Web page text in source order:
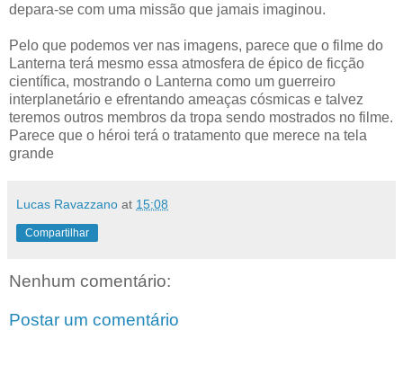
depara-se com uma missão que jamais imaginou.
Pelo que podemos ver nas imagens, parece que o filme do
Lanterna terá mesmo essa atmosfera de épico de ficção
científica, mostrando o Lanterna como um guerreiro
interplanetário e efrentando ameaças cósmicas e talvez
teremos outros membros da tropa sendo mostrados no filme.
Parece que o héroi terá o tratamento que merece na tela
grande
Lucas Ravazzano at 15:08
Compartilhar
Nenhum comentário:
Postar um comentário